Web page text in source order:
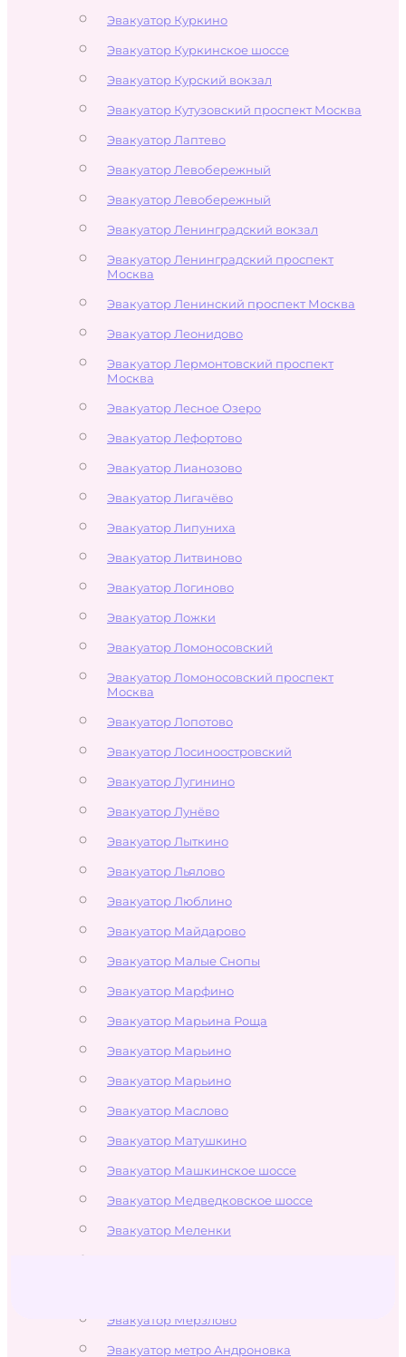
Эвакуатор Куркино
Эвакуатор Куркинское шоссе
Эвакуатор Курский вокзал
Эвакуатор Кутузовский проспект Москва
Эвакуатор Лаптево
Эвакуатор Левобережный
Эвакуатор Левобережный
Эвакуатор Ленинградский вокзал
Эвакуатор Ленинградский проспект
Москва
Эвакуатор Ленинский проспект Москва
Эвакуатор Леонидово
Эвакуатор Лермонтовский проспект
Москва
Эвакуатор Лесное Озеро
Эвакуатор Лефортово
Эвакуатор Лианозово
Эвакуатор Лигачёво
Эвакуатор Липуниха
Эвакуатор Литвиново
Эвакуатор Логиново
Эвакуатор Ложки
Эвакуатор Ломоносовский
Эвакуатор Ломоносовский проспект
Москва
Эвакуатор Лопотово
Эвакуатор Лосиноостровский
Эвакуатор Лугинино
Эвакуатор Лунёво
Эвакуатор Лыткино
Эвакуатор Льялово
Эвакуатор Люблино
Эвакуатор Майдарово
Эвакуатор Малые Снопы
Эвакуатор Марфино
Эвакуатор Марьина Роща
Эвакуатор Марьино
Эвакуатор Марьино
Эвакуатор Маслово
Эвакуатор Матушкино
Эвакуатор Машкинское шоссе
Эвакуатор Медведковское шоссе
Эвакуатор Меленки
Эвакуатор Мерзлово
Эвакуатор метро Андроновка